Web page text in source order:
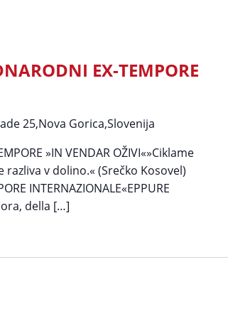
EX-TEMPORE
25,Nova Gorica,Slovenija
»IN VENDAR OŽIVI«»Ciklame
v dolino.« (Srečko Kosovel)
INTERNAZIONALE«EPPURE
della […]